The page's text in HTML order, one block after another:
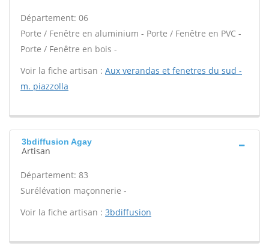
Département: 06
Porte / Fenêtre en aluminium - Porte / Fenêtre en PVC -
Porte / Fenêtre en bois -
Voir la fiche artisan : Aux verandas et fenetres du sud -
m. piazzolla
3bdiffusion Agay
Artisan
Département: 83
Surélévation maçonnerie -
Voir la fiche artisan : 3bdiffusion